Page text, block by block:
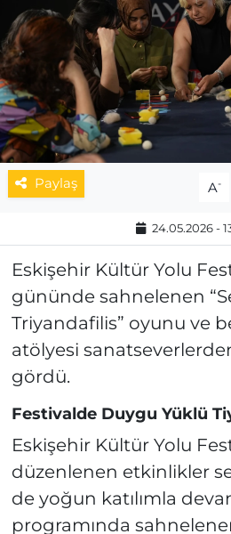
Paylaş A-
24.05.2026 -
Eskişehir Kültür Yolu
gününde sahnelenen
Triyandafilis” oyunu ve
atölyesi
gördü.
Festivalde Duygu Yüklü
Eskişehir Kültür Yolu
düzenlenen etkinlikler
de yoğun katılımla
programında
ESKİŞEHİRSPOR